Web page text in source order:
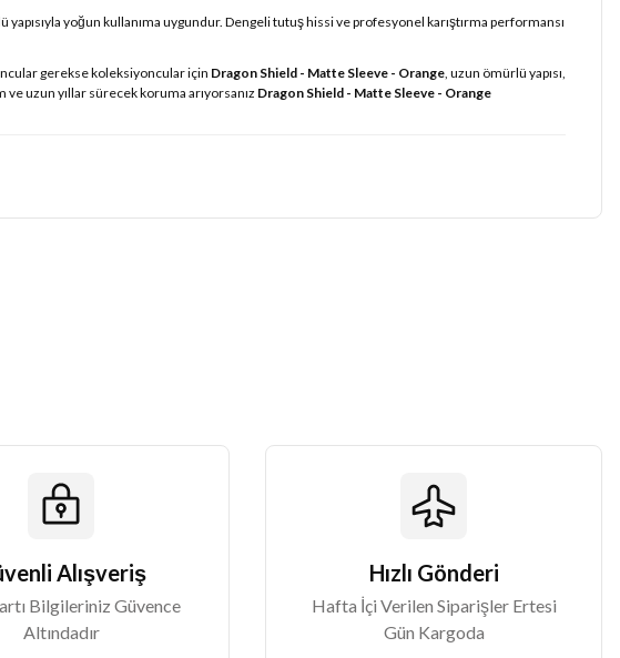
yoğun kullanıma uygundur. Dengeli tutuş hissi ve profesyonel karıştırma performansı
gerekse koleksiyoncular için Dragon Shield - Matte Sleeve - Orange, uzun ömürlü yapısı,
ve uzun yıllar sürecek koruma arıyorsanız Dragon Shield - Matte Sleeve - Orange
Alışveriş
Bilgileriniz Güvence
Altındadır
Hızlı Gönderi
Hafta İçi Verilen Siparişler Ertesi
Gün Kargoda